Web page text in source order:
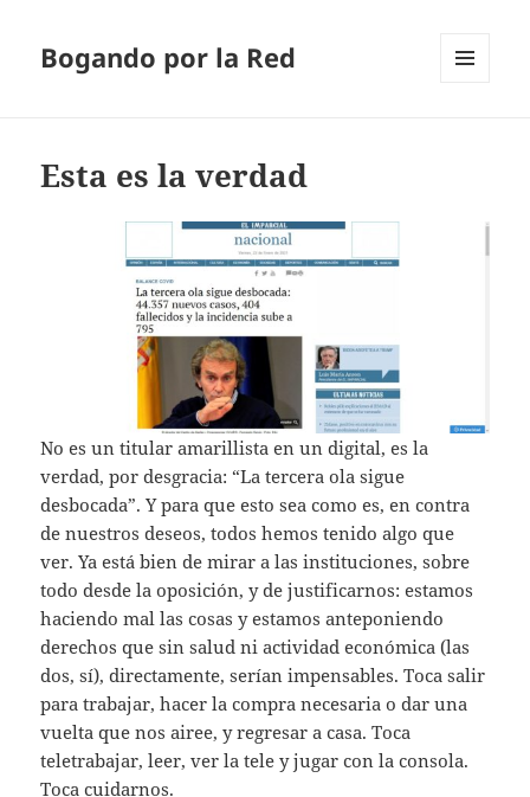
Bogando por la Red
Esta es la verdad
No es un titular amarillista en un digital, es la
verdad, por desgracia: “La tercera ola sigue
desbocada”. Y para que esto sea como es, en contra
de nuestros deseos, todos hemos tenido algo que
ver. Ya está bien de mirar a las instituciones, sobre
todo desde la oposición, y de justificarnos: estamos
haciendo mal las cosas y estamos anteponiendo
derechos que sin salud ni actividad económica (las
dos, sí), directamente, serían impensables. Toca salir
para trabajar, hacer la compra necesaria o dar una
vuelta que nos airee, y regresar a casa. Toca
teletrabajar, leer, ver la tele y jugar con la consola.
Toca cuidarnos.